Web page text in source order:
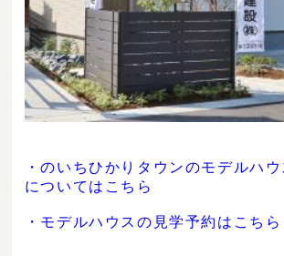
・のいちひかりタウンのモデルハウ
についてはこちら
・モデルハウスの見学予約はこちら